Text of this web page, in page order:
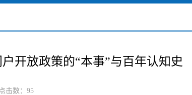
开放政策的“本事”与百年认知史
击数： 95